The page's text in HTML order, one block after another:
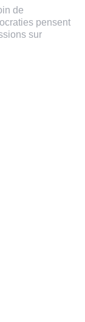
de
pensent
sur